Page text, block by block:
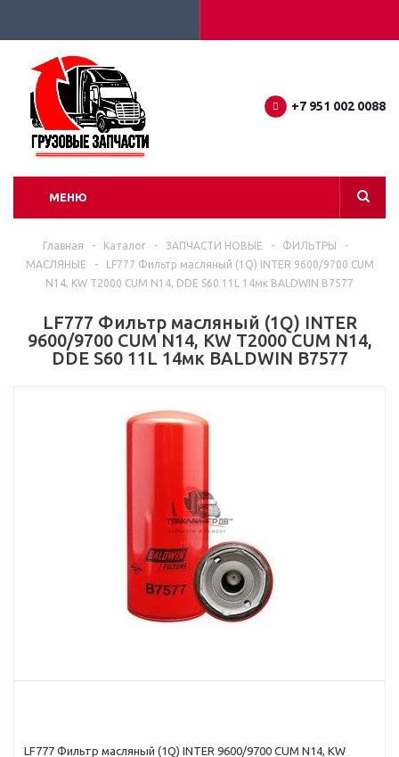
+7 951 002 0088
МЕНЮ
Главная - Каталог - ЗАПЧАСТИ НОВЫЕ - ФИЛЬТРЫ
-
МАСЛЯНЫЕ
-
LF777 Фильтр масляный (1Q) INTER 9600/9700 CUM
N14, KW T2000 CUM N14, DDE S60 11L 14мк BALDWIN B7577
LF777 Фильтр масляный (1Q) INTER
9600/9700 CUM N14, KW T2000 CUM N14,
DDE S60 11L 14мк BALDWIN B7577
LF777 Фильтр масляный (1Q) INTER 9600/9700 CUM N14, KW